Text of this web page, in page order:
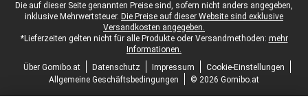
Juristische Fußzeile
Die auf dieser Seite genannten Preise sind, sofern nicht anders angegeben,
inklusive Mehrwertsteuer. Die Preise auf dieser Website sind exklusive
Versandkosten angegeben.
*Lieferzeiten gelten nicht für alle Produkte oder Versandmethoden: mehr
Informationen.
Über Gomibo.at
Datenschutz Impressum
Cookie-Einstellungen
Allgemeine Geschäftsbedingungen
© 2026 Gomibo.at